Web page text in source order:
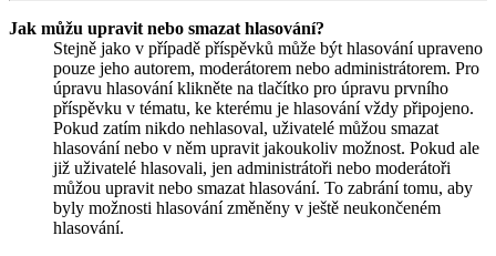
Jak můžu upravit nebo smazat hlasování?
Stejně jako v případě příspěvků může být hlasování upraveno
pouze jeho autorem, moderátorem nebo administrátorem. Pro
úpravu hlasování klikněte na tlačítko pro úpravu prvního
příspěvku v tématu, ke kterému je hlasování vždy připojeno.
Pokud zatím nikdo nehlasoval, uživatelé můžou smazat
hlasování nebo v něm upravit jakoukoliv možnost. Pokud ale
již uživatelé hlasovali, jen administrátoři nebo moderátoři
můžou upravit nebo smazat hlasování. To zabrání tomu, aby
byly možnosti hlasování změněny v ještě neukončeném
hlasování.